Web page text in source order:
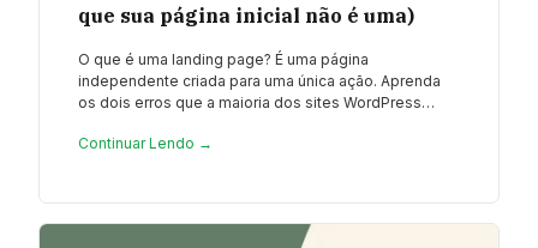
que sua página inicial não é uma)
O que é uma landing page? É uma página
independente criada para uma única ação. Aprenda
os dois erros que a maioria dos sites WordPress…
Continuar Lendo →